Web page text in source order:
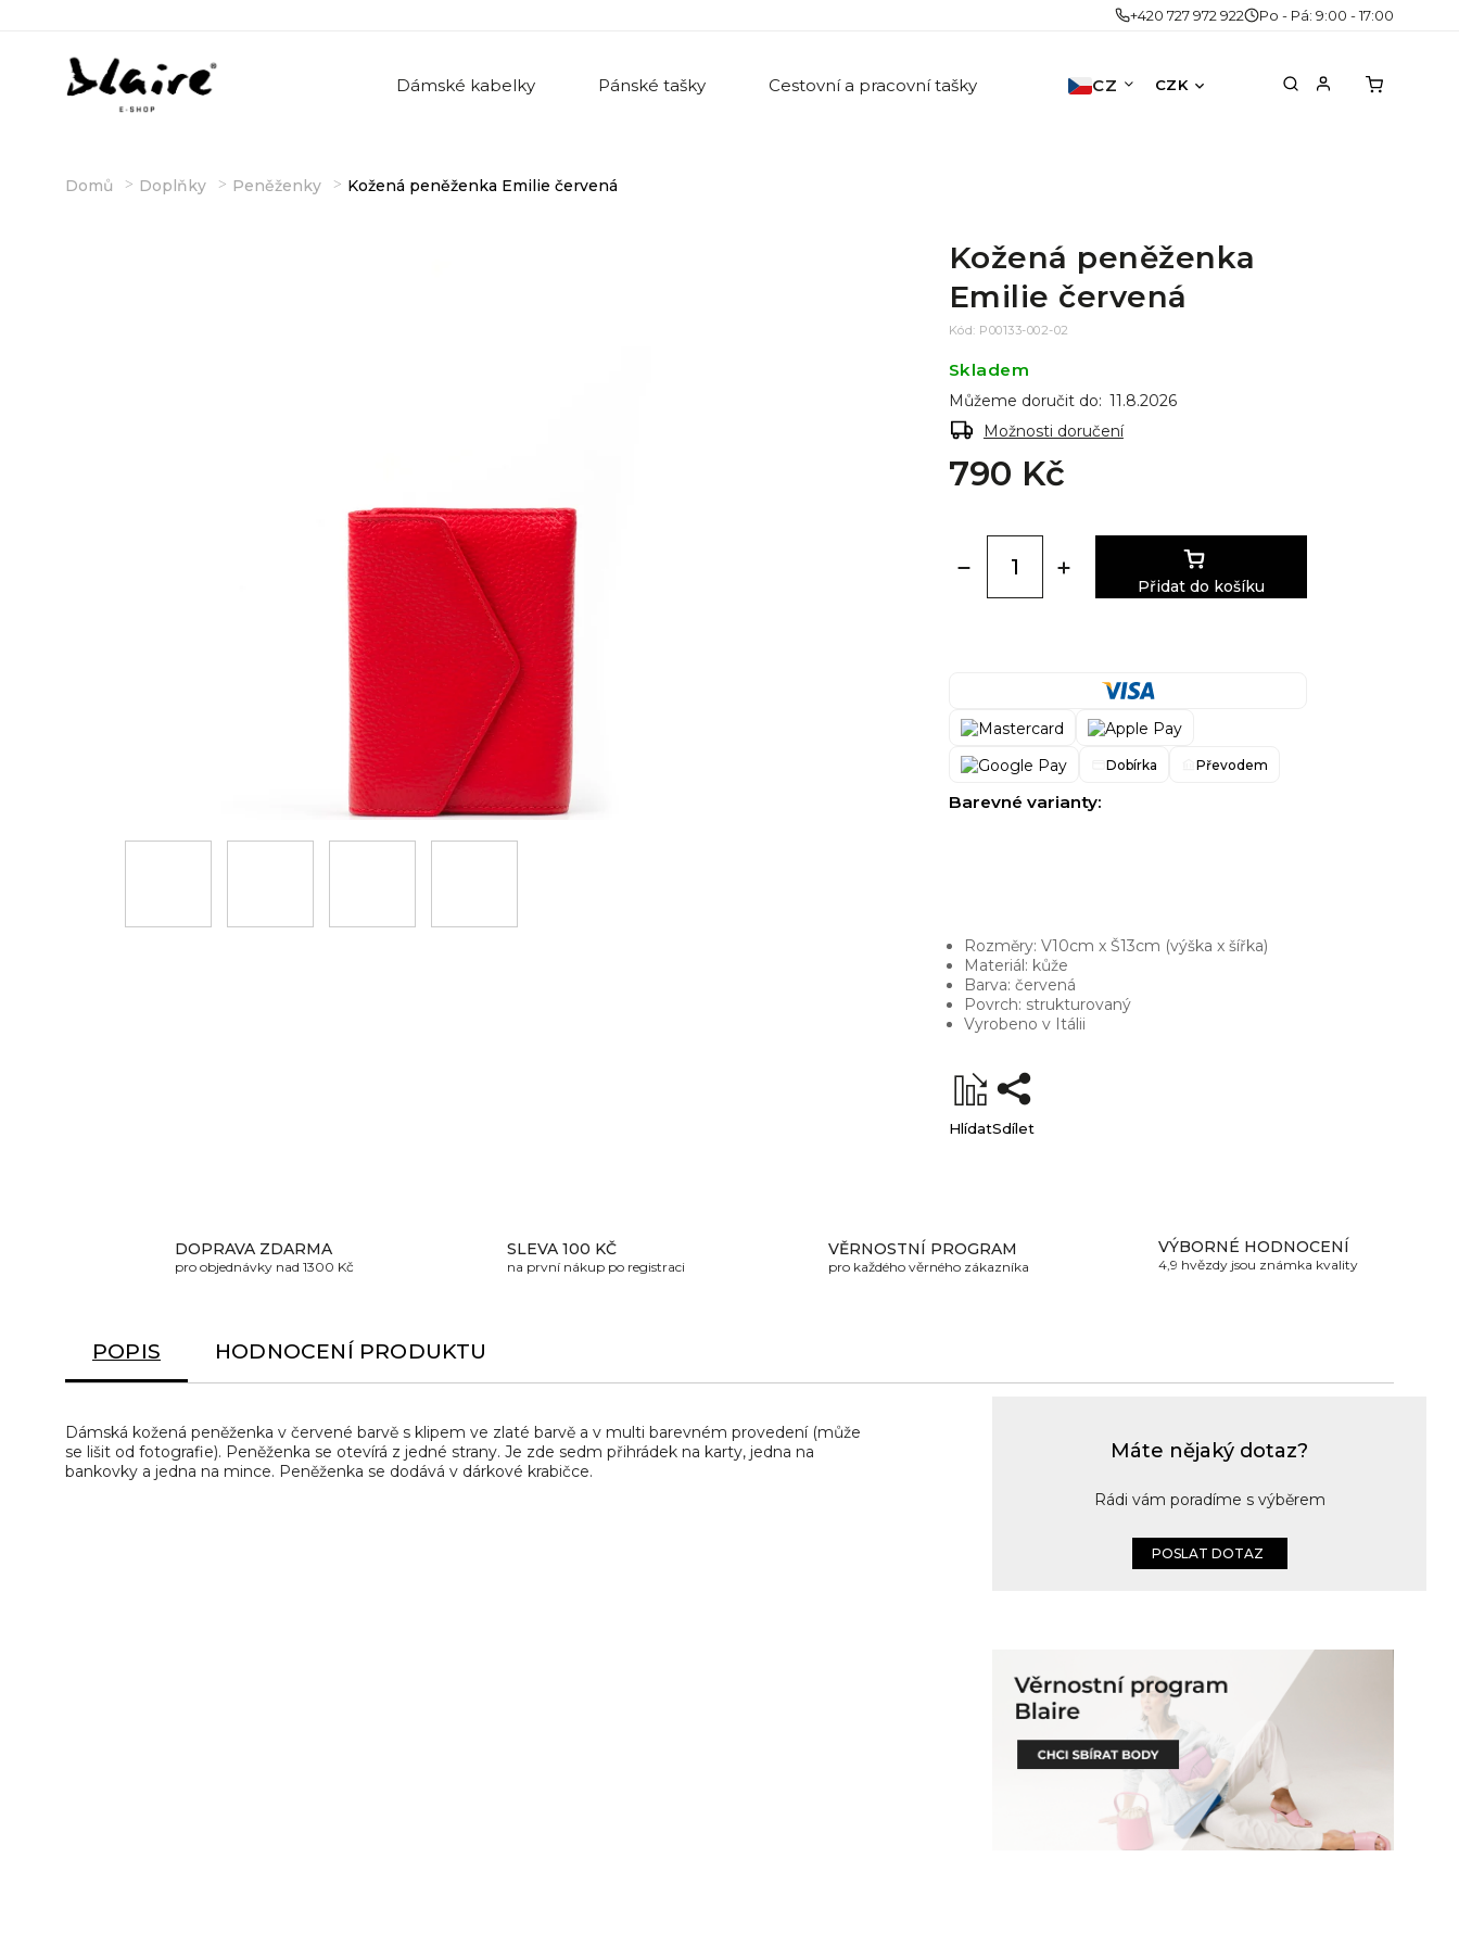
+420 727 972 922 Po - Pá: 9:00 - 17:00
CZ CZK
Dámské kabelky Pánské tašky Cestovní a pracovní tašky Doplňky Akce Druhá šance
Domů Doplňky Peněženky Kožená peněženka Emilie červená
Kožená peněženka
Emilie červená
Kód: P00133-002-02
Skladem
Můžeme doručit do: 11.8.2026
Možnosti doručení
790 Kč
Přidat do košíku
Dobírka Převodem
Barevné varianty:
Rozměry: V10cm x Š13cm (výška x šířka)
Materiál: kůže
Barva: červená
Povrch: strukturovaný
Vyrobeno v Itálii
HlídatSdílet
DOPRAVA ZDARMA
pro objednávky nad 1300 Kč
SLEVA 100 KČ
na první nákup po registraci
VĚRNOSTNÍ PROGRAM
pro každého věrného zákazníka
VÝBORNÉ HODNOCENÍ
4,9 hvězdy jsou známka kvality
POPIS HODNOCENÍ PRODUKTU
Dámská kožená peněženka v červené barvě s klipem ve zlaté barvě a v multi barevném provedení (může
se lišit od fotografie). Peněženka se otevírá z jedné strany. Je zde sedm přihrádek na karty, jedna na
bankovky a jedna na mince. Peněženka se dodává v dárkové krabičce.
Máte nějaký dotaz?
Rádi vám poradíme s výběrem
POSLAT DOTAZ